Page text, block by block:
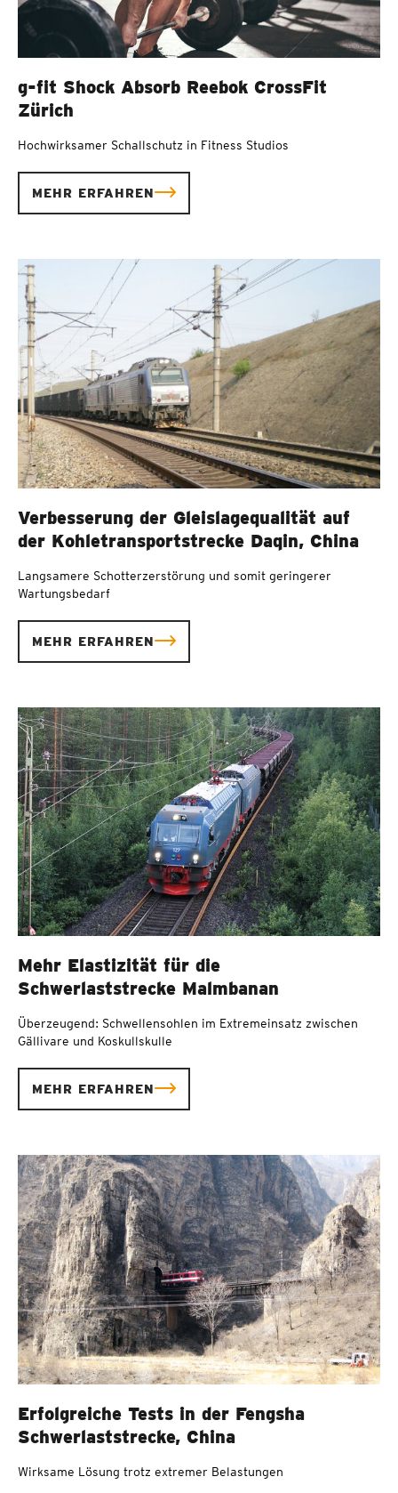
g-fit Shock Absorb Reebok CrossFit
Zürich
Hochwirksamer Schallschutz in Fitness Studios
MEHR ERFAHREN
Verbesserung der Gleislagequalität auf
der Kohletransportstrecke Daqin, China
Langsamere Schotterzerstörung und somit geringerer
Wartungsbedarf
MEHR ERFAHREN
Mehr Elastizität für die
Schwerlaststrecke Malmbanan
Überzeugend: Schwellensohlen im Extremeinsatz zwischen
Gällivare und Koskullskulle
MEHR ERFAHREN
Erfolgreiche Tests in der Fengsha
Schwerlaststrecke, China
Wirksame Lösung trotz extremer Belastungen